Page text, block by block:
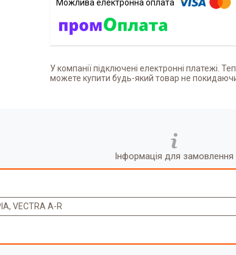
У компанії підключені електронні платежі.
можете купити будь-який товар не
Інформація для замовлення
VECTRA A-R